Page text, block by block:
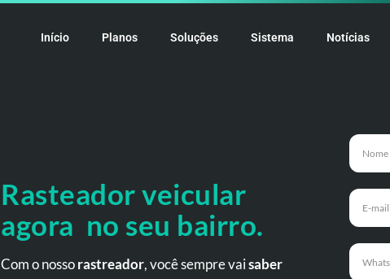
Início Planos Soluções Sistema Notícias
Rasteador veicular
agora no seu bairro.
Com o nossorastreador, você sempre vaisaber